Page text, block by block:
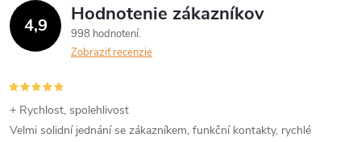
4,9 Hodnotenie zákazníkov
998 hodnotení
Zobraziť recenzie
+ Rychlost, spolehlivost
Velmi solidní jednání se zákazníkem, funkční kontakty, rychlé